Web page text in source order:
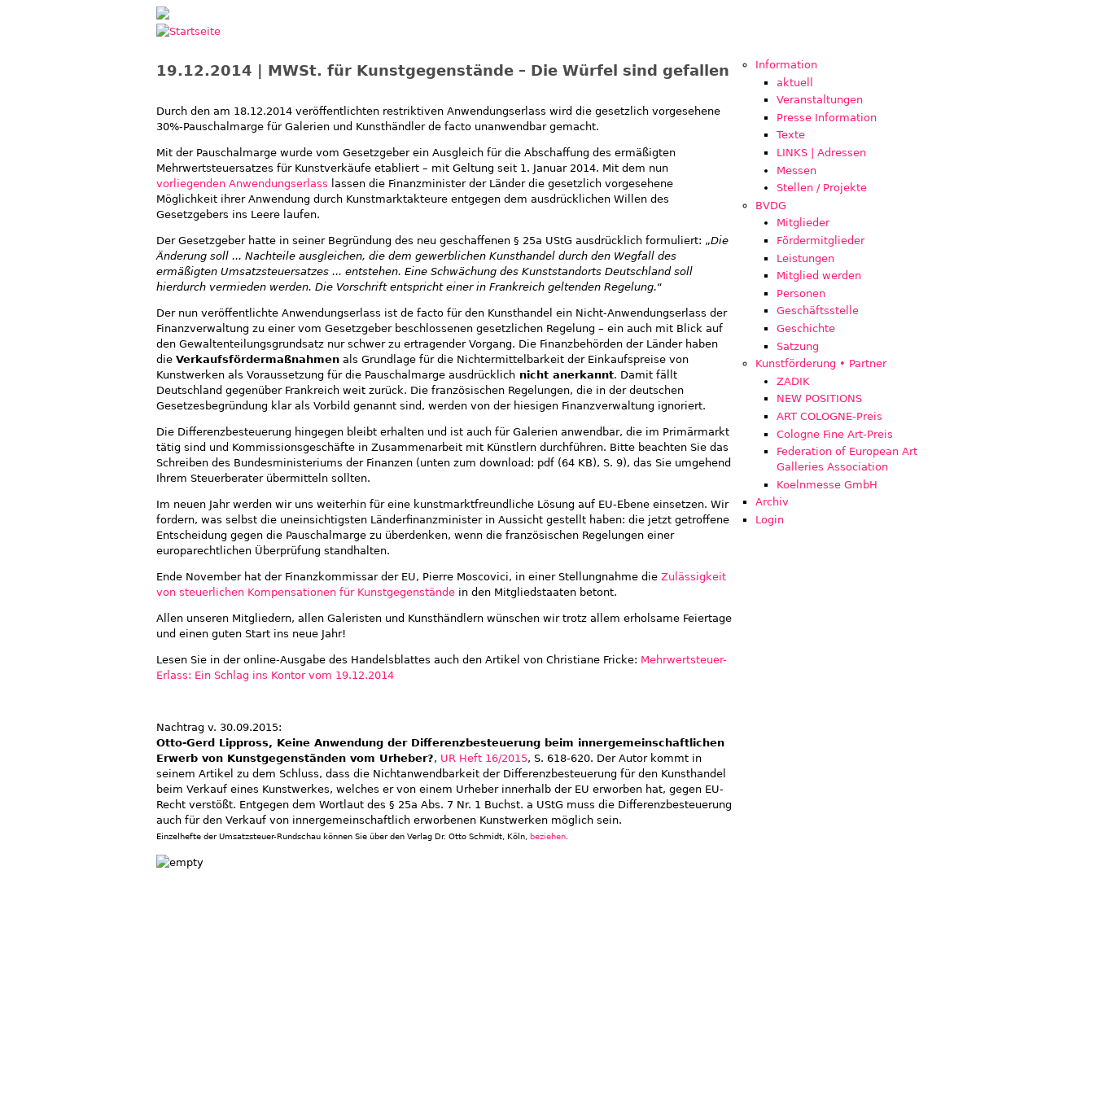
19.12.2014 | MWSt. für Kunstgegenstände – Die Würfel sind gefallen
Durch den am 18.12.2014 veröffentlichten restriktiven Anwendungserlass wird die gesetzlich vorgesehene
30%-Pauschalmarge für Galerien und Kunsthändler de facto unanwendbar gemacht.
Mit der Pauschalmarge wurde vom Gesetzgeber ein Ausgleich für die Abschaffung des ermäßigten
Mehrwertsteuersatzes für Kunstverkäufe etabliert – mit Geltung seit 1. Januar 2014. Mit dem nun
vorliegenden Anwendungserlass lassen die Finanzminister der Länder die gesetzlich vorgesehene
Möglichkeit ihrer Anwendung durch Kunstmarktakteure entgegen dem ausdrücklichen Willen des
Gesetzgebers ins Leere laufen.
Der Gesetzgeber hatte in seiner Begründung des neu geschaffenen § 25a UStG ausdrücklich formuliert: „Die
Änderung soll ... Nachteile ausgleichen, die dem gewerblichen Kunsthandel durch den Wegfall des
ermäßigten Umsatzsteuersatzes ... entstehen. Eine Schwächung des Kunststandorts Deutschland soll
hierdurch vermieden werden. Die Vorschrift entspricht einer in Frankreich geltenden Regelung.“
Der nun veröffentlichte Anwendungserlass ist de facto für den Kunsthandel ein Nicht-Anwendungserlass der
Finanzverwaltung zu einer vom Gesetzgeber beschlossenen gesetzlichen Regelung – ein auch mit Blick auf
den Gewaltenteilungsgrundsatz nur schwer zu ertragender Vorgang. Die Finanzbehörden der Länder haben
die Verkaufsfördermaßnahmen als Grundlage für die Nichtermittelbarkeit der Einkaufspreise von
Kunstwerken als Voraussetzung für die Pauschalmarge ausdrücklich nicht anerkannt. Damit fällt
Deutschland gegenüber Frankreich weit zurück. Die französischen Regelungen, die in der deutschen
Gesetzesbegründung klar als Vorbild genannt sind, werden von der hiesigen Finanzverwaltung ignoriert.
Die Differenzbesteuerung hingegen bleibt erhalten und ist auch für Galerien anwendbar, die im Primärmarkt
tätig sind und Kommissionsgeschäfte in Zusammenarbeit mit Künstlern durchführen. Bitte beachten Sie das
Schreiben des Bundesministeriums der Finanzen (unten zum download: pdf (64 KB), S. 9), das Sie umgehend
Ihrem Steuerberater übermitteln sollten.
Im neuen Jahr werden wir uns weiterhin für eine kunstmarktfreundliche Lösung auf EU-Ebene einsetzen. Wir
fordern, was selbst die uneinsichtigsten Länderfinanzminister in Aussicht gestellt haben: die jetzt getroffene
Entscheidung gegen die Pauschalmarge zu überdenken, wenn die französischen Regelungen einer
europarechtlichen Überprüfung standhalten.
Ende November hat der Finanzkommissar der EU, Pierre Moscovici, in einer Stellungnahme die Zulässigkeit
von steuerlichen Kompensationen für Kunstgegenstände in den Mitgliedstaaten betont.
Allen unseren Mitgliedern, allen Galeristen und Kunsthändlern wünschen wir trotz allem erholsame Feiertage
und einen guten Start ins neue Jahr!
Lesen Sie in der online-Ausgabe des Handelsblattes auch den Artikel von Christiane Fricke: Mehrwertsteuer-
Erlass: Ein Schlag ins Kontor vom 19.12.2014
Nachtrag v. 30.09.2015:
Otto-Gerd Lippross, Keine Anwendung der Differenzbesteuerung beim innergemeinschaftlichen
Erwerb von Kunstgegenständen vom Urheber?, UR Heft 16/2015, S. 618-620. Der Autor kommt in
seinem Artikel zu dem Schluss, dass die Nichtanwendbarkeit der Differenzbesteuerung für den Kunsthandel
beim Verkauf eines Kunstwerkes, welches er von einem Urheber innerhalb der EU erworben hat, gegen EU-
Recht verstößt. Entgegen dem Wortlaut des § 25a Abs. 7 Nr. 1 Buchst. a UStG muss die Differenzbesteuerung
auch für den Verkauf von innergemeinschaftlich erworbenen Kunstwerken möglich sein.
Einzelhefte der Umsatzsteuer-Rundschau können Sie über den Verlag Dr. Otto Schmidt, Köln, beziehen
Information
aktuell
Veranstaltungen
Presse Information
Texte
LINKS | Adressen
Messen
Stellen / Projekte
BVDG
Mitglieder
Fördermitglieder
Leistungen
Mitglied werden
Personen
Geschäftsstelle
Geschichte
Satzung
Kunstförderung • Partner
ZADIK
NEW POSITIONS
ART COLOGNE-Preis
Cologne Fine Art-Preis
Federation of European Art
Galleries Association
Koelnmesse GmbH
Archiv
Login